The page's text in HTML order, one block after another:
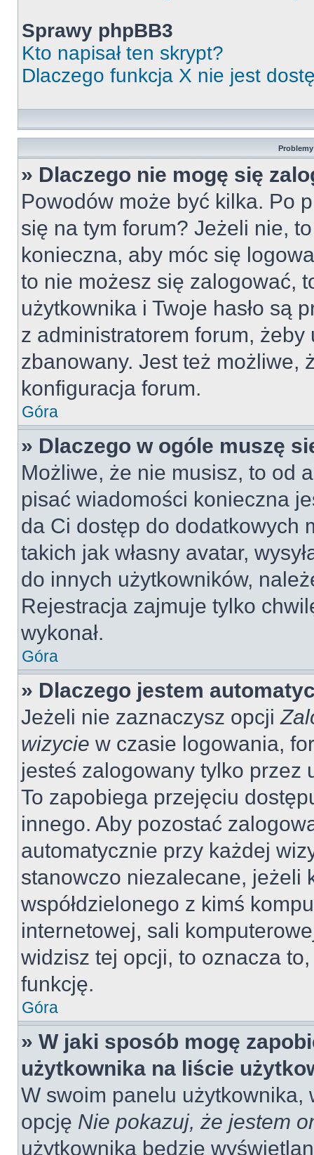
Sprawy phpBB3
Kto napisał ten skrypt?
Dlaczego funkcja X nie jest
» Dlaczego nie mogę się
Powodów może być kilka. Po
się na tym forum? Jeżeli nie,
konieczna, aby móc się
to nie możesz się zalogować,
użytkownika i Twoje hasło są
z administratorem forum, żeby
zbanowany. Jest też możliwe,
konfiguracja forum.
Góra
» Dlaczego w ogóle muszę
Możliwe, że nie musisz, to od
pisać wiadomości konieczna
da Ci dostęp do dodatkowych
takich jak własny avatar,
do innych użytkowników,
Rejestracja zajmuje tylko
wykonał.
Góra
» Dlaczego jestem
Jeżeli nie zaznaczysz opcji
wizycie w czasie logowania,
jesteś zalogowany tylko przez
To zapobiega przejęciu
innego. Aby pozostać
automatycznie przy każdej
stanowczo niezalecane, jeżeli
współdzielonego z kimś
internetowej, sali
widzisz tej opcji, to oznacza
funkcję.
Góra
» W jaki sposób mogę
użytkownika na liście
W swoim panelu użytkownika,
opcję Nie pokazuj, że jestem
użytkownika będzie